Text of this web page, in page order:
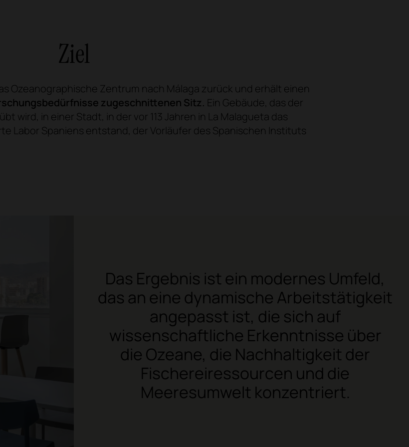
Ziel
Ozeanographische Zentrum nach Málaga zurück und erhält einen
zugeschnittenen Sitz. Ein Gebäude, das der
wird, in einer Stadt, in der vor 113 Jahren in La Malagueta das
Labor Spaniens entstand, der Vorläufer des Spanischen Instituts
Das Ergebnis ist ein modernes Umfeld,
das an eine dynamische Arbeitstätigkeit
angepasst ist, die sich auf
wissenschaftliche Erkenntnisse über
die Ozeane, die Nachhaltigkeit der
Fischereiressourcen und die
Meeresumwelt konzentriert.